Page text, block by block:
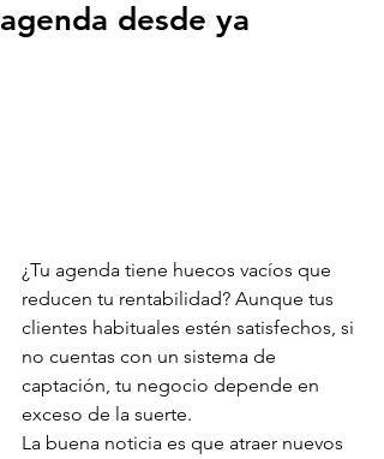
agenda desde ya
¿Tu agenda tiene huecos vacíos que
reducen tu rentabilidad? Aunque tus
clientes habituales estén satisfechos, si
no cuentas con un sistema de
captación, tu negocio depende en
exceso de la suerte.
La buena noticia es que atraer nuevos